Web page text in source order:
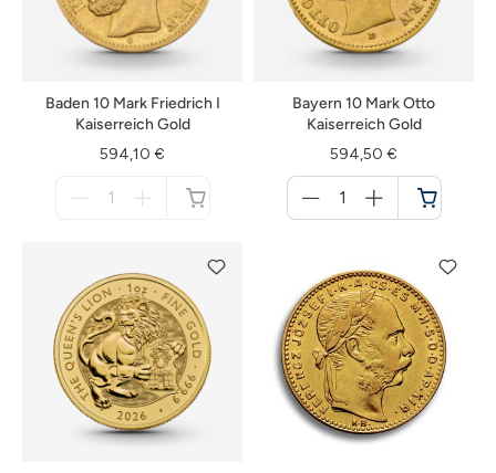
Baden 10 Mark Friedrich I
Kaiserreich Gold
594,10 €
Bayern 10 Mark Otto
Kaiserreich Gold
594,50 €
für
Warenkorb